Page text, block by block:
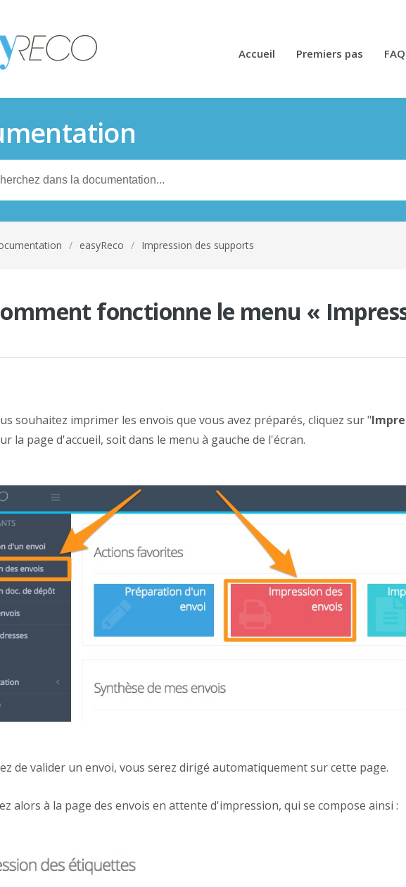
Accueil Premiers pas FAQ
/ easyReco / Impression des supports
fonctionne le menu «
souhaitez imprimer les envois que vous avez préparés, cliquez sur "
la page d'accueil, soit dans le menu à gauche de l'écran.
de valider un envoi, vous serez dirigé automatiquement sur cette page.
alors à la page des envois en attente d'impression, qui se compose ainsi :